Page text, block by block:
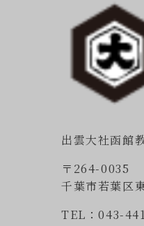
出雲大社函館
〒264-0035
千葉市若葉区
TEL：043-